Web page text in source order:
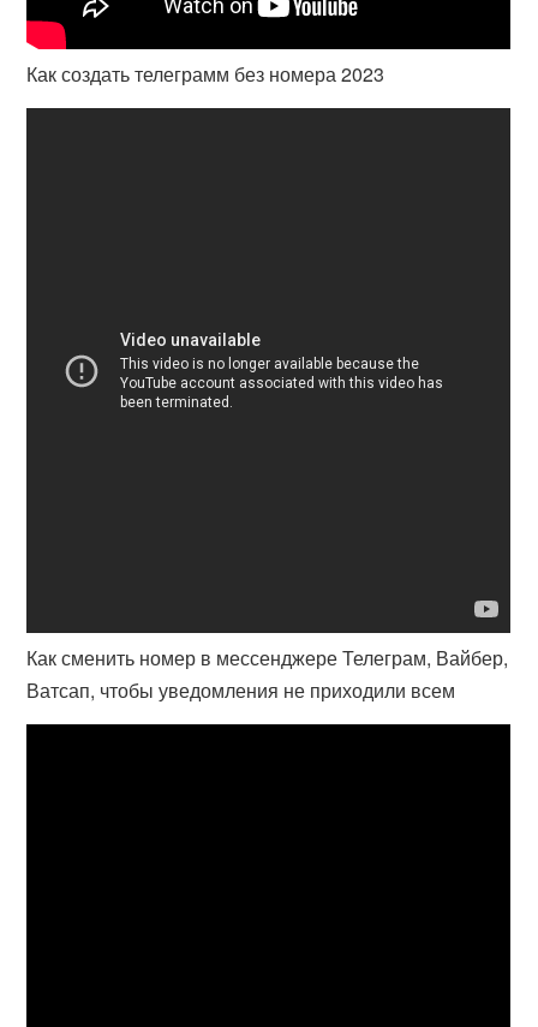
Как создать телеграмм без номера 2023
Как сменить номер в мессенджере Телеграм, Вайбер,
Ватсап, чтобы уведомления не приходили всем